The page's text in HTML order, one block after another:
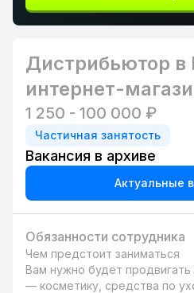
Дистрибьютор в
интернет-
1 250 - 100 000 ₽
Частичная занятость
Вакансия в архиве
Актуальные
Обязанности сотрудника
Чем предстоит заниматься
Вам нужно будет
— косметику, средства по